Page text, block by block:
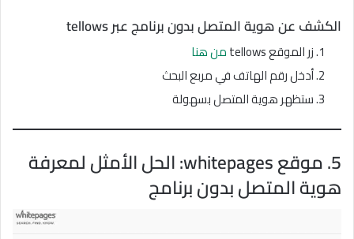
الكشف عن هوية المتصل بدون برنامج عبر tellows
زر الموقع tellows
من هنا
أدخل رقم الهاتف في مربع البحث
ستظهر هوية المتصل بسهولة
5. موقع whitepages: الحل الأمثل لمعرفة
هوية المتصل بدون برنامج